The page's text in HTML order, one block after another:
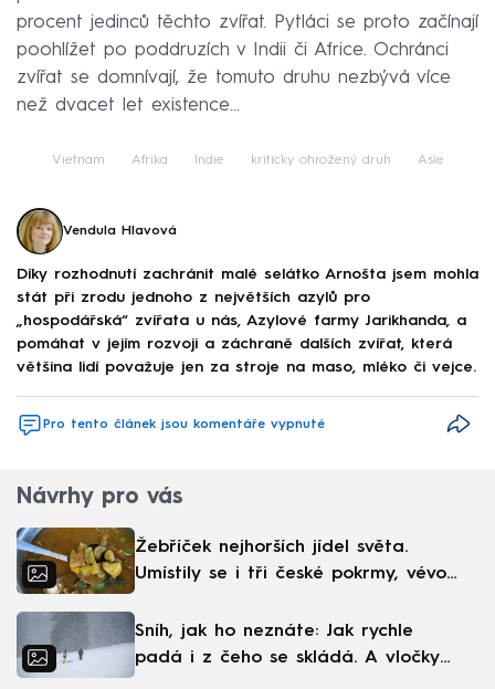
procent jedinců těchto zvířat. Pytláci se proto začínají
poohlížet po poddruzích v Indii či Africe. Ochránci
zvířat se domnívají, že tomuto druhu nezbývá více
než dvacet let existence…
Vietnam Afrika Indie kriticky ohrožený druh Asie
Vendula Hlavová
Díky rozhodnutí zachránit malé selátko Arnošta jsem mohla
stát při zrodu jednoho z největších azylů pro
„hospodářská“ zvířata u nás, Azylové farmy Jarikhanda, a
pomáhat v jejím rozvoji a záchraně dalších zvířat, která
většina lidí považuje jen za stroje na maso, mléko či vejce.
Pro tento článek jsou komentáře vypnuté
Návrhy pro vás
Žebříček nejhorších jídel světa.
Umístily se i tři české pokrmy, vévodí
Sníh, jak ho neznáte: Jak rychle
padá i z čeho se skládá. A vločky